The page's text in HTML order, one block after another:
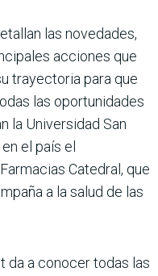
las novedades,
acciones que
trayectoria para que
las oportunidades
la Universidad San
el país el
Catedral, que
a la salud de las
da a conocer todas las